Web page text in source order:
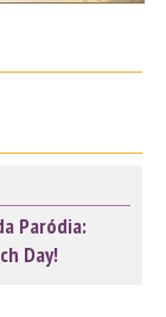
Paródia:
Day!